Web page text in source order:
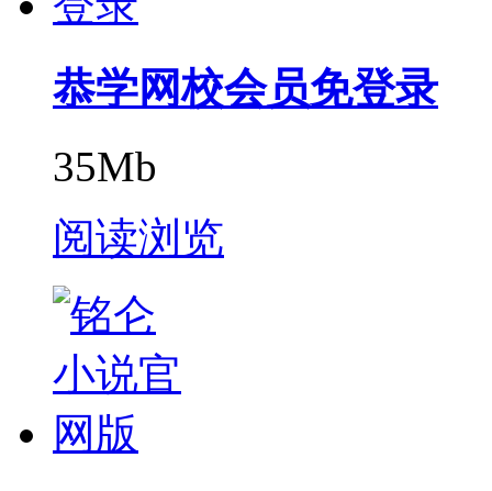
恭学网校会员免登录
35Mb
阅读浏览